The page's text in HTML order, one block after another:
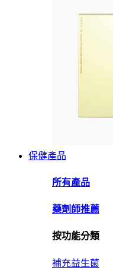
保健產品
所有產品
藥劑師推薦
按功能分類
補充益生菌